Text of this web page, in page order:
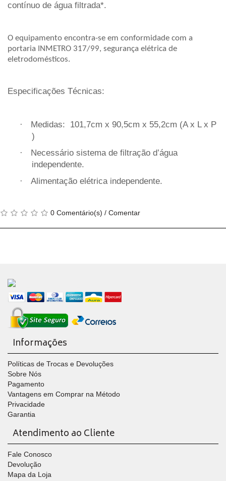
contínuo de água filtrada*.
O equipamento encontra-se em conformidade com a
portaria INMETRO 317/99, segurança elétrica de
eletrodomésticos.
Especificações Técnicas:
·
Medidas: 101,7cm x 90,5cm x 55,2cm (A x L x P
)
·
Necessário sistema de filtração d’água
independente.
·
Alimentação elétrica independente.
0 Comentário(s) / Comentar
Informações
Políticas de Trocas e Devoluções
Sobre Nós
Pagamento
Vantagens em Comprar na Método
Privacidade
Garantia
Atendimento ao Cliente
Fale Conosco
Devolução
Mapa da Loja